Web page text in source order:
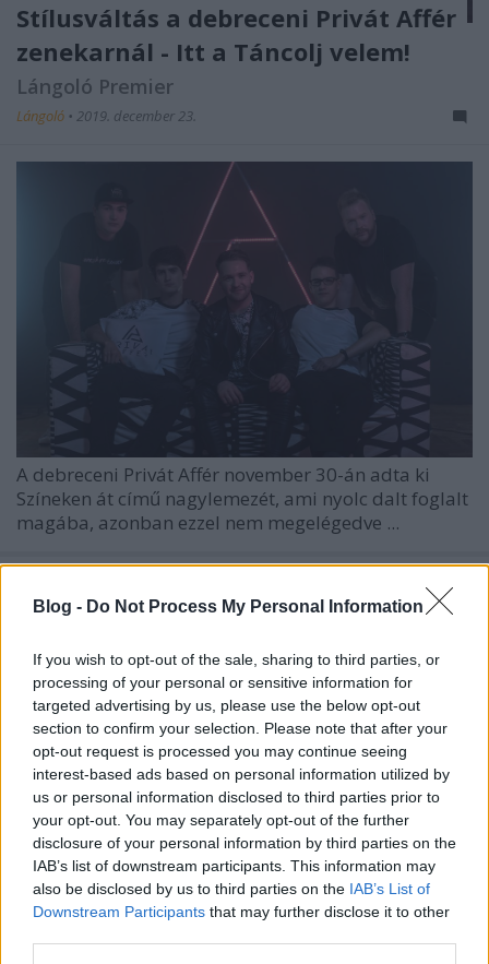
Blog - Do Not Process My Personal Information
If you wish to opt-out of the sale, sharing to third parties, or
processing of your personal or sensitive information for
targeted advertising by us, please use the below opt-out
section to confirm your selection. Please note that after your
opt-out request is processed you may continue seeing
interest-based ads based on personal information utilized by
us or personal information disclosed to third parties prior to
your opt-out. You may separately opt-out of the further
disclosure of your personal information by third parties on the
IAB’s list of downstream participants. This information may
also be disclosed by us to third parties on the IAB’s List of
Downstream Participants that may further disclose it to other
Stílusváltás a debreceni Privát Affér
zenekarnál - Itt a Táncolj velem!
Lángoló Premier
Lángoló • 2019. december 23.
A debreceni Privát Affér november 30-án adta ki
Színeken át című nagylemezét, ami nyolc dalt foglalt
magába, azonban ezzel nem megelégedve ...
Üvöltsd a szélbe - Közös dal és klip a
Bad Habittől és a Privát Affértól